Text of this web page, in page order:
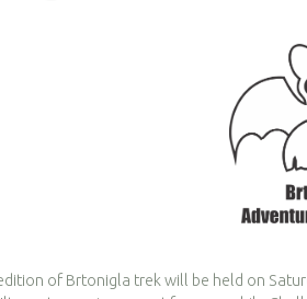
of Brtonigla trek will be held on